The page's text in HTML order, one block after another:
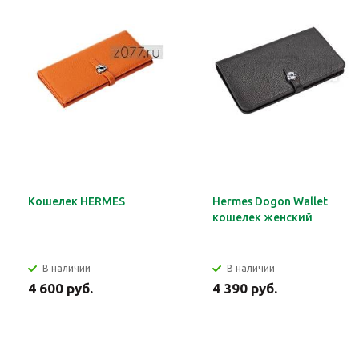
Кошелек HERMES
В наличии
4 600 руб.
Hermes Dogon Wallet
кошелек женский
В наличии
4 390 руб.